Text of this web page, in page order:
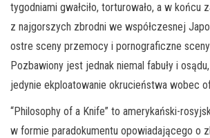
tygodniami gwałciło, torturowało, a w końcu
z najgorszych zbrodni we współczesnej
ostre sceny przemocy i pornograficzne
Pozbawiony jest jednak niemal fabuły i
jedynie ekploatowanie okrucieństwa wobec
“Philosophy of a Knife” to amerykański-
w formie paradokumentu opowiadającego o